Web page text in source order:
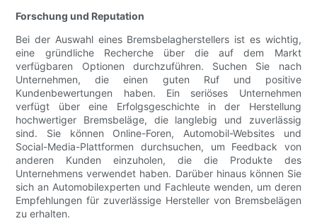
Forschung und Reputation
Bei der Auswahl eines Bremsbelagherstellers ist es wichtig,
eine gründliche Recherche über die auf dem Markt
verfügbaren Optionen durchzuführen. Suchen Sie nach
Unternehmen, die einen guten Ruf und positive
Kundenbewertungen haben. Ein seriöses Unternehmen
verfügt über eine Erfolgsgeschichte in der Herstellung
hochwertiger Bremsbeläge, die langlebig und zuverlässig
sind. Sie können Online-Foren, Automobil-Websites und
Social-Media-Plattformen durchsuchen, um Feedback von
anderen Kunden einzuholen, die die Produkte des
Unternehmens verwendet haben. Darüber hinaus können Sie
sich an Automobilexperten und Fachleute wenden, um deren
Empfehlungen für zuverlässige Hersteller von Bremsbelägen
zu erhalten.